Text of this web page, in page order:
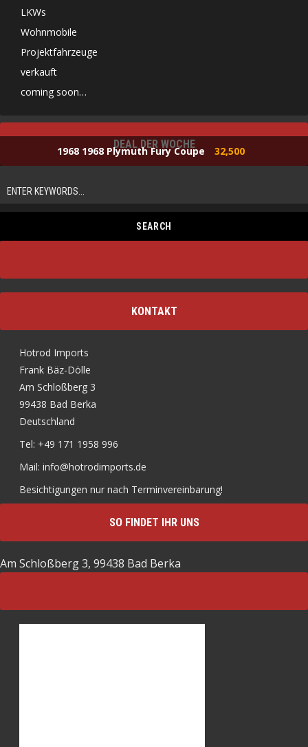
LKWs
Wohnmobile
Projektfahrzeuge
verkauft
coming soon…
DEAL DER WOCHE
1968 1968 Plymuth Fury Coupe 32,500
KONTAKT
Hotrod Imports
Frank Bäz-Dölle
Am Schloßberg 3
99438 Bad Berka
Deutschland
Tel: +49 171 1958 996
Mail: info@hotrodimports.de
Besichtigungen nur nach Terminvereinbarung!
SO FINDET IHR UNS
Am Schloßberg 3, 99438 Bad Berka